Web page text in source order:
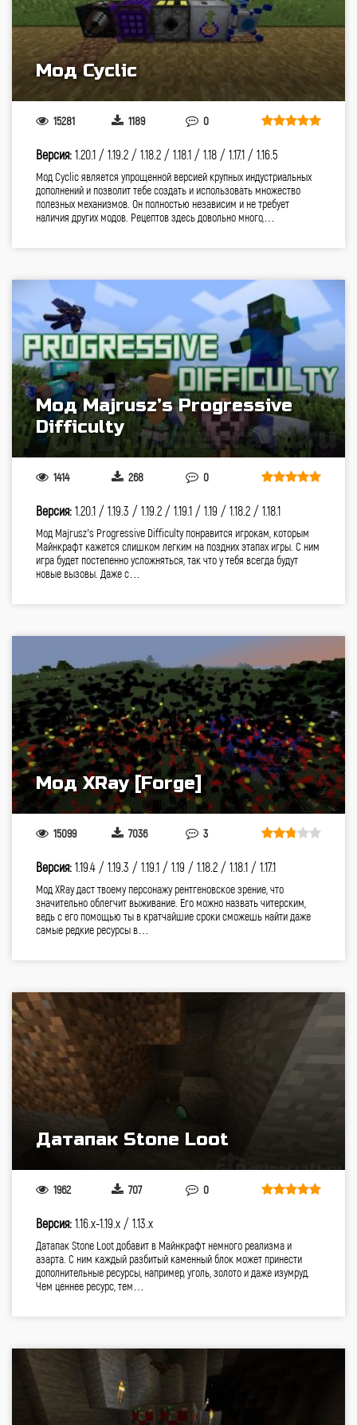
Мод Cyclic
15281 1189 0
Версия: 1.20.1 / 1.19.2 / 1.18.2 / 1.18.1 / 1.18 / 1.17.1 / 1.16.5
Мод Cyclic является упрощенной версией крупных индустриальных
дополнений и позволит тебе создать и использовать множество
полезных механизмов. Он полностью независим и не требует
наличия других модов. Рецептов здесь довольно много,…
Мод Majrusz’s Progressive
Difficulty
1414 268 0
Версия: 1.20.1 / 1.19.3 / 1.19.2 / 1.19.1 / 1.19 / 1.18.2 / 1.18.1
Мод Majrusz’s Progressive Difficulty понравится игрокам, которым
Майнкрафт кажется слишком легким на поздних этапах игры. С ним
игра будет постепенно усложняться, так что у тебя всегда будут
новые вызовы. Даже с…
Мод XRay [Forge]
15099 7036 3
Версия: 1.19.4 / 1.19.3 / 1.19.1 / 1.19 / 1.18.2 / 1.18.1 / 1.17.1
Мод XRay даст твоему персонажу рентгеновское зрение, что
значительно облегчит выживание. Его можно назвать читерским,
ведь с его помощью ты в кратчайшие сроки сможешь найти даже
самые редкие ресурсы в…
Датапак Stone Loot
1962 707 0
Версия: 1.16.x-1.19.x / 1.13.x
Датапак Stone Loot добавит в Майнкрафт немного реализма и
азарта. С ним каждый разбитый каменный блок может принести
дополнительные ресурсы, например, уголь, золото и даже изумруд.
Чем ценнее ресурс, тем…